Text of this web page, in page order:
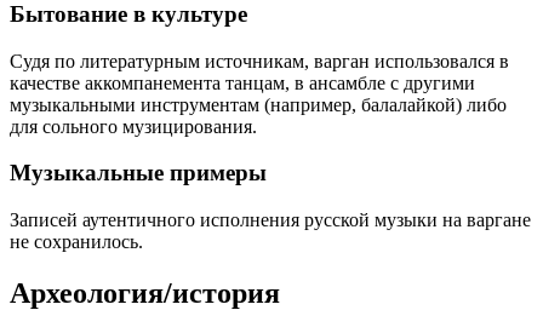
Бытование в культуре
Судя по литературным источникам, варган использовался в
качестве аккомпанемента танцам, в ансамбле с другими
музыкальными инструментам (например, балалайкой) либо
для сольного музицирования.
Музыкальные примеры
Записей аутентичного исполнения русской музыки на варгане
не сохранилось.
Археология/история